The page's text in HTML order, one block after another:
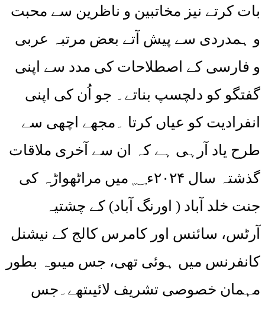
بات کرتے نیز مخاتبین و ناظرین سے محبت
و ہمدردی سے پیش آتے بعض مرتبہ عربی
و فارسی کے اصطلاحات کی مدد سے اپنی
گفتگو کو دلچسپ بناتے۔ جو اُن کی اپنی
انفرادیت کو عیاں کرتا ۔مجھے اچھی سے
طرح یاد آرہی ہے کہ ان سے آخری ملاقات
گذشتہ سال ۲۰۲۴ء؁ میں مراٹھواڑہ کی
جنت خلد آباد ( اورنگ آباد) کے چشتیہ
آرٹس، سائنس اور کامرس کالج کے نیشنل
کانفرنس میں ہوئی تھی، جس میںوہ بطور
مہمان خصوصی تشریف لائیںتھے۔جس